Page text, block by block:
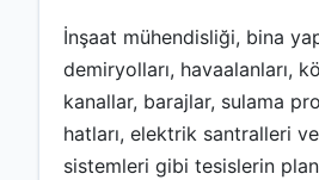
İnşaat mühendisliği, bina
demiryolları, havaalanları,
kanallar, barajlar, sulama
hatları, elektrik santralleri
sistemleri gibi tesislerin